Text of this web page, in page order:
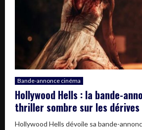
Bande-annonce cinéma
Hollywood Hells : la bande-
thriller sombre sur les dérives
Hollywood Hells dévoile sa bande-